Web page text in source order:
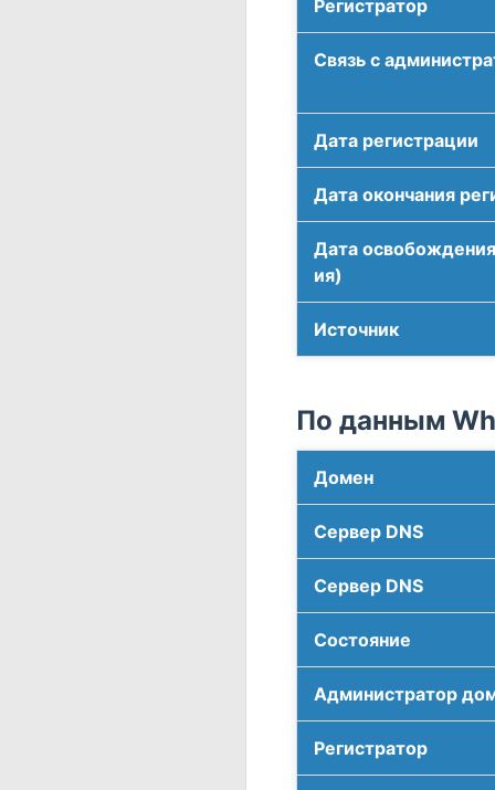
Регистратор
Связь с
Дата регистрации
Дата окончания
Дата
ия)
Источник
По данным
Домен
Сервер DNS
Сервер DNS
Соcтояние
Администратор
Регистратор